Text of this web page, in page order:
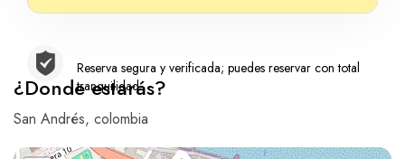
Reserva segura y verificada; puedes reservar con total
tranquilidad
¿Donde estarás?
San Andrés, colombia